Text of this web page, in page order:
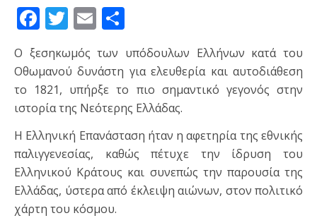
Facebook
Twitter
Email
Ο ξεσηκωμός των υπόδουλων Ελλήνων κατά του
Οθωμανού δυνάστη για ελευθερία και αυτοδιάθεση
το 1821, υπήρξε το πιο σημαντικό γεγονός στην
ιστορία της Νεότερης Ελλάδας.
Η Ελληνική Επανάσταση ήταν η αφετηρία της εθνικής
παλιγγενεσίας, καθώς πέτυχε την ίδρυση του
Ελληνικού Κράτους και συνεπώς την παρουσία της
Ελλάδας, ύστερα από έκλειψη αιώνων, στον πολιτικό
χάρτη του κόσμου.